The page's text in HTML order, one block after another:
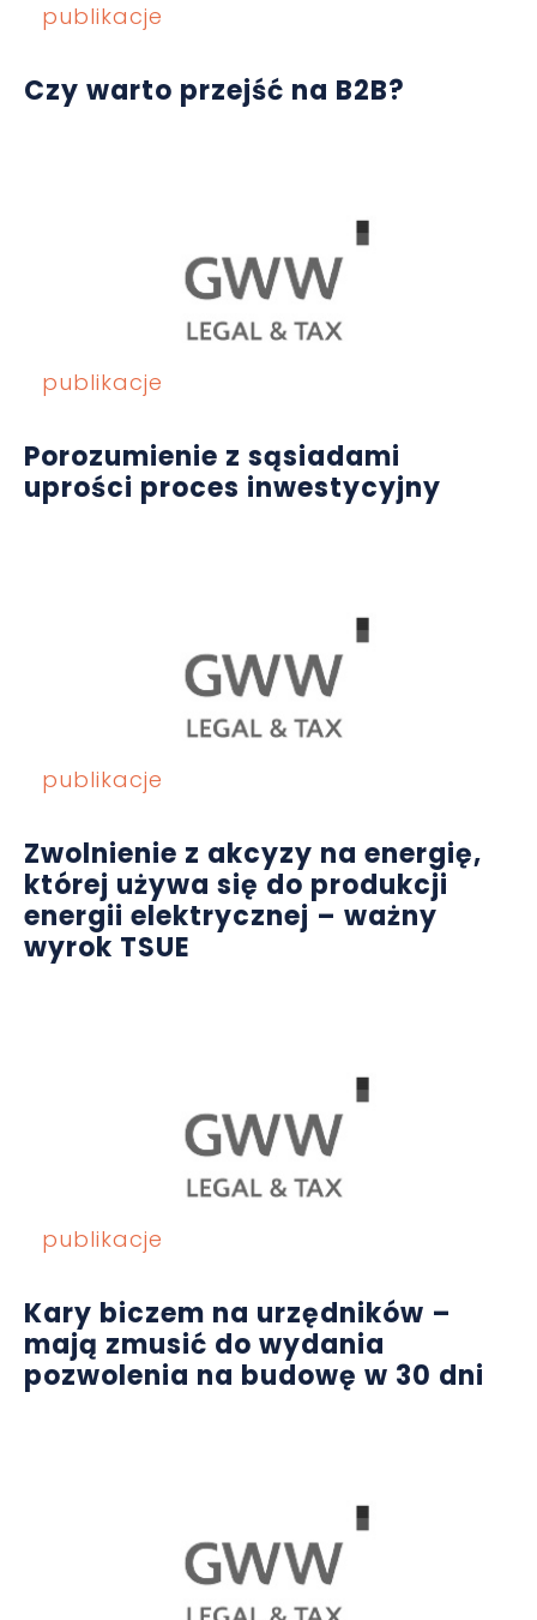
publikacje
Czy warto przejść na B2B?
publikacje
Porozumienie z sąsiadami
uprości proces inwestycyjny
publikacje
Zwolnienie z akcyzy na energię,
której używa się do produkcji
energii elektrycznej – ważny
wyrok TSUE
publikacje
Kary biczem na urzędników –
mają zmusić do wydania
pozwolenia na budowę w 30 dni